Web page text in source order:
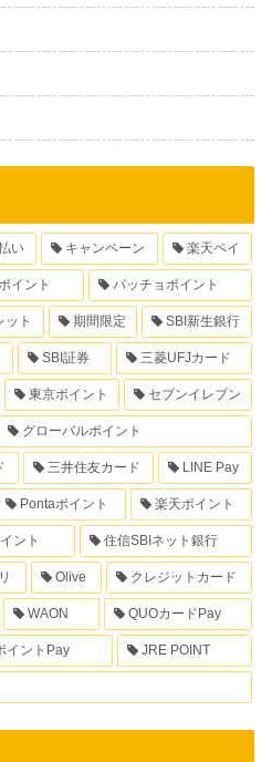
い キャンペーン 楽天ペイ
イント パッチョポイント
ト 期間限定 SBI新生銀行
SBI証券 三菱UFJカード
東京ポイント セブンイレブン
グローバルポイント
三井住友カード LINE Pay
Pontaポイント 楽天ポイント
ント 住信SBIネット銀行
Olive クレジットカード
WAON QUOカードPay
イントPay JRE POINT